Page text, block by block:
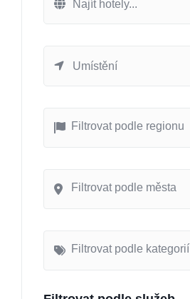
Filtrovat podle regionu
Filtrovat podle města
Filtrovat podle kategorií